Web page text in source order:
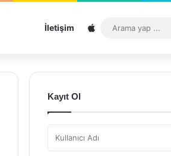
İletişim Sitemap
Kayıt Ol